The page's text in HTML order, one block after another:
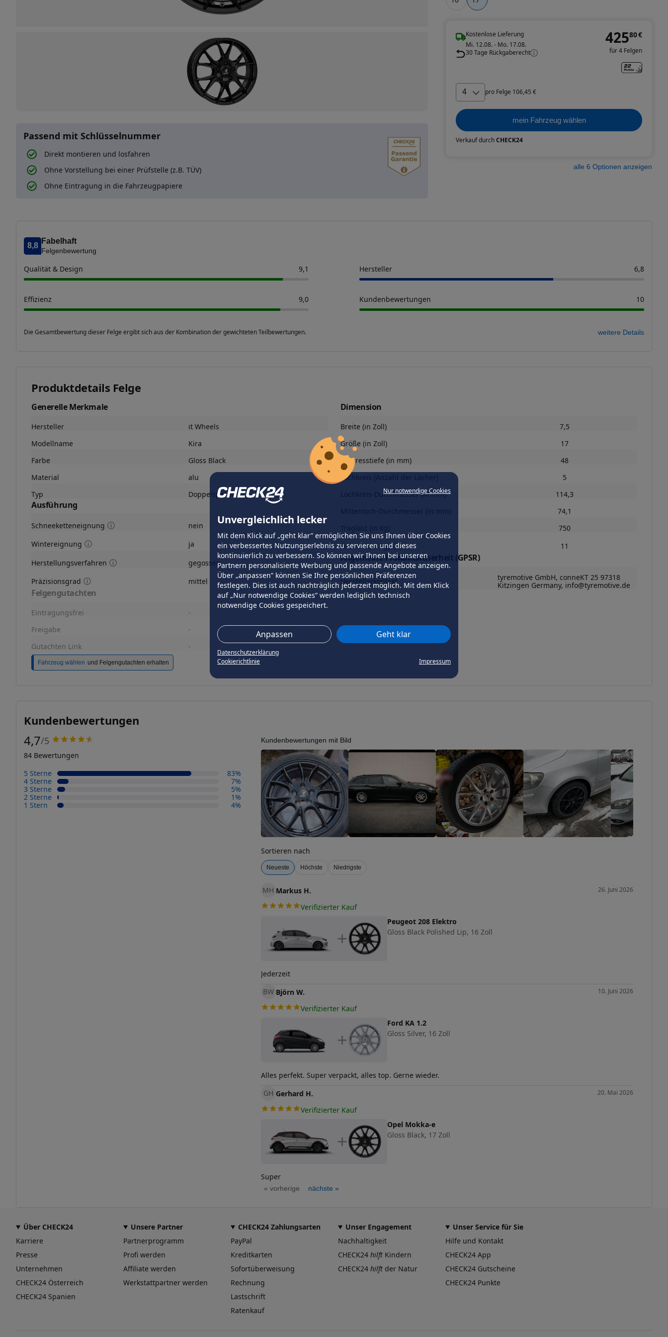
Nur notwendige Cookies
Unvergleichlich lecker
Mit dem Klick auf „geht klar” ermöglichen Sie uns Ihnen über Cookies
ein verbessertes Nutzungserlebnis zu servieren und dieses
kontinuierlich zu verbessern. So können wir Ihnen bei unseren
Partnern personalisierte Werbung und passende Angebote anzeigen.
Über „anpassen” können Sie Ihre persönlichen Präferenzen
festlegen. Dies ist auch nachträglich jederzeit möglich. Mit dem Klick
auf „Nur notwendige Cookies” werden lediglich technisch
notwendige Cookies gespeichert.
Anpassen Geht klar
Datenschutzerklärung
Cookierichtlinie
Impressum
Passend mit Schlüsselnummer
Direkt montieren und losfahren
Ohne Vorstellung bei einer Prüfstelle (z.B. TÜV)
Ohne Eintragung in die Fahrzeugpapiere
Kostenlose Lieferung
Mi. 12.08. - Mo. 17.08.
30 Tage Rückgaberecht
42580€
für 4 Felgen
4 pro Felge 106,45 €
mein Fahrzeug wählen
Verkauf durchCHECK24
alle 6 Optionen anzeigen
8,8
Fabelhaft
Felgenbewertung
Qualität & Design 9,1 Hersteller 6,8
Effizienz 9,0 Kundenbewertungen 10
Die Gesamtbewertung dieser Felge ergibt sich aus der Kombination der gewichteten Teilbewertungen. weitere Details
Produktdetails Felge
Generelle Merkmale
Hersteller
it Wheels
Modellname
Kira
Farbe
Gloss Black
Material
alu
Typ
Doppelspeiche
Ausführung
Schneeketteneignung
nein
Wintereignung
ja
Herstellungsverfahren
gegossen
Präzisionsgrad
mittel
Felgengutachten
Eintragungsfrei
-
Freigabe
-
Gutachten Link
-
Fahrzeug wählen und Felgengutachten erhalten
Dimension
Breite (in Zoll)
7,5
Größe (in Zoll)
17
Einpresstiefe (in mm)
48
Lochkreis (Anzahl der Löcher)
5
Lochkreis-Durchmesser (in mm)
114,3
74,1
750
Gewicht (in kg)
11
Allgemeine Produktsicherheit (GPSR)
Herstellerkontakt
tyremotive GmbH, conneKT 25 97318
Kitzingen Germany, info@tyremotive.de
Kundenbewertungen
4,7/5
84 Bewertungen
5 Sterne
83%
4 Sterne
7%
3 Sterne
5%
2 Sterne
1%
1 Stern
4%
Kundenbewertungen mit Bild
Sortieren nach
Neueste Höchste Niedrigste
MH Markus H. 26. Juni 2026
Verifizierter Kauf
+
Peugeot 208 Elektro
Gloss Black Polished Lip, 16 Zoll
Jederzeit
BW Björn W. 10. Juni 2026
Verifizierter Kauf
+
Ford KA 1.2
Gloss Silver, 16 Zoll
Alles perfekt. Super verpackt, alles top. Gerne wieder.
GH Gerhard H. 20. Mai 2026
Verifizierter Kauf
+
Opel Mokka-e
Gloss Black, 17 Zoll
Super
« vorherige nächste »
Über CHECK24
Karriere
Presse
Unternehmen
CHECK24 Österreich
CHECK24 Spanien
Unsere Partner
Partnerprogramm
Profi werden
Affiliate werden
Werkstattpartner werden
CHECK24 Zahlungsarten
PayPal
Kreditkarten
Sofortüberweisung
Rechnung
Lastschrift
Ratenkauf
Unser Engagement
Nachhaltigkeit
CHECK24 hilft Kindern
CHECK24 hilft der Natur
Unser Service für Sie
Hilfe und Kontakt
CHECK24 App
CHECK24 Gutscheine
CHECK24 Punkte